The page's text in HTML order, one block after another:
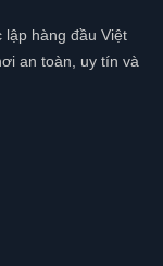
lập hàng đầu Việt
an toàn, uy tín và